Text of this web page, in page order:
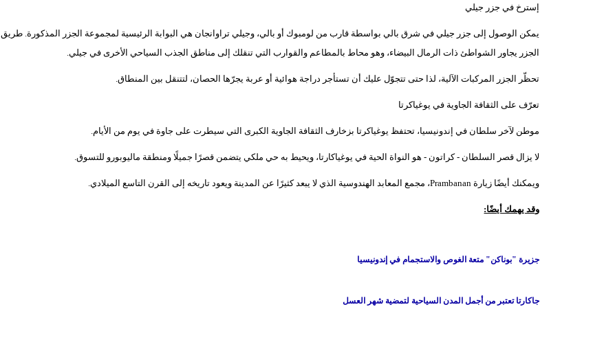
إسترخ في جزر جيلي
يمكن الوصول إلى جزر جيلي في شرق بالي بواسطة قارب من لومبوك أو بالي، وجيلي تراوانجان هي البوابة الرئيسية لمجموعة الجزر المذكورة. طريق
الجزر يجاور الشواطئ ذات الرمال البيضاء، وهو محاط بالمطاعم والقوارب التي تنقلك إلى مناطق الجذب السياحي الأخرى في جيلي.
تحظّر الجزر المركبات الآلية، لذا حتى تتجوّل عليك أن تستأجر دراجة هوائية أو عربة يجرّها الحصان، لتتنقل بين المنطاق.
تعرّف على الثقافة الجاوية في يوغياكرتا
موطن لآخر سلطان في إندونيسيا، تحتفظ يوغياكرتا بزخارف الثقافة الجاوية الكبرى التي سيطرت على جاوة في يوم من الأيام.
لا يزال قصر السلطان - كراتون - هو النواة الحية في يوغياكارتا، ويحيط به حي ملكي يتضمن قصرًا جميلًا ومنطقة ماليوبورو للتسوق.
ويمكنك أيضًا زيارة Prambanan، مجمع المعابد الهندوسية الذي لا يبعد كثيرًا عن المدينة ويعود تاريخه إلى القرن التاسع الميلادي.
وقد يهمك أيضًا:
جزيرة "بوناكن" متعة الغوص والاستجمام في إندونيسيا
جاكارتا تعتبر من أجمل المدن السياحية لتمضية شهر العسل